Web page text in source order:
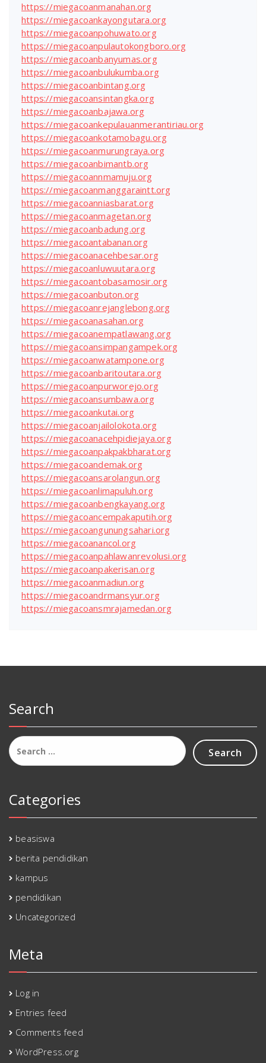
https://miegacoanmanahan.org
https://miegacoankayongutara.org
https://miegacoanpohuwato.org
https://miegacoanpulautokongboro.org
https://miegacoanbanyumas.org
https://miegacoanbulukumba.org
https://miegacoanbintang.org
https://miegacoansintangka.org
https://miegacoanbajawa.org
https://miegacoankepulauanmerantiriau.org
https://miegacoankotamobagu.org
https://miegacoanmurungraya.org
https://miegacoanbimantb.org
https://miegacoannmamuju.org
https://miegacoanmanggaraintt.org
https://miegacoanniasbarat.org
https://miegacoanmagetan.org
https://miegacoanbadung.org
https://miegacoantabanan.org
https://miegacoanacehbesar.org
https://miegacoanluwuutara.org
https://miegacoantobasamosir.org
https://miegacoanbuton.org
https://miegacoanrejanglebong.org
https://miegacoanasahan.org
https://miegacoanempatlawang.org
https://miegacoansimpangampek.org
https://miegacoanwatampone.org
https://miegacoanbaritoutara.org
https://miegacoanpurworejo.org
https://miegacoansumbawa.org
https://miegacoankutai.org
https://miegacoanjailolokota.org
https://miegacoanacehpidiejaya.org
https://miegacoanpakpakbharat.org
https://miegacoandemak.org
https://miegacoansarolangun.org
https://miegacoanlimapuluh.org
https://miegacoanbengkayang.org
https://miegacoancempakaputih.org
https://miegacoangunungsahari.org
https://miegacoanancol.org
https://miegacoanpahlawanrevolusi.org
https://miegacoanpakerisan.org
https://miegacoanmadiun.org
https://miegacoandrmansyur.org
https://miegacoansmrajamedan.org
Search
Search
for:
Categories
beasiswa
berita pendidikan
kampus
pendidikan
Uncategorized
Meta
Log in
Entries feed
Comments feed
WordPress.org